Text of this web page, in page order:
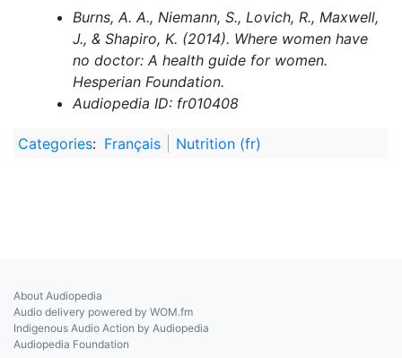
Burns, A. A., Niemann, S., Lovich, R., Maxwell,
J., & Shapiro, K. (2014). Where women have
no doctor: A health guide for women.
Hesperian Foundation.
Audiopedia ID: fr010408
Categories: Français Nutrition (fr)
About Audiopedia
Audio delivery powered by WOM.fm
Indigenous Audio Action by Audiopedia
Audiopedia Foundation